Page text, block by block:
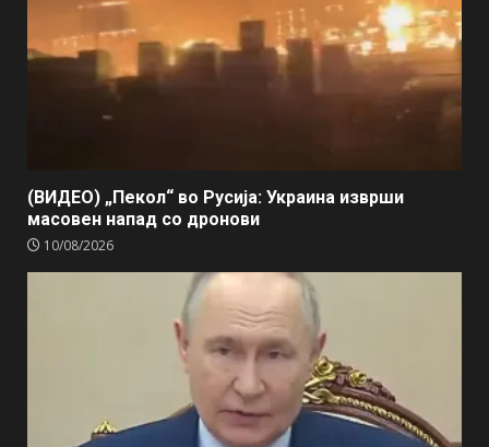
(ВИДЕО) „Пекол“ во Русија: Украина изврши
масовен напад со дронови
10/08/2026